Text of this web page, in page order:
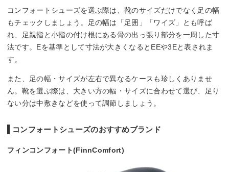
コンフォートシューズを選ぶ際は、靴のサイズだけでなく足の幅
もチェックしましょう。足の幅は「足囲」「ワイズ」とも呼ば
れ、足親指と小指の付け根にある骨の出っ張り部分を一周した寸
法です。Eを基準として寸法が大きくなるとEEや3Eと表されま
す。
また、足の幅・サイズが左右で異なるケースも珍しくありませ
ん。靴を選ぶ際は、大きい方の幅・サイズに合わせて選び、足り
ない分は中敷きなどを使って調節しましょう。
コンフォートシューズのおすすめブランド
フィンコンフォート(FinnComfort)